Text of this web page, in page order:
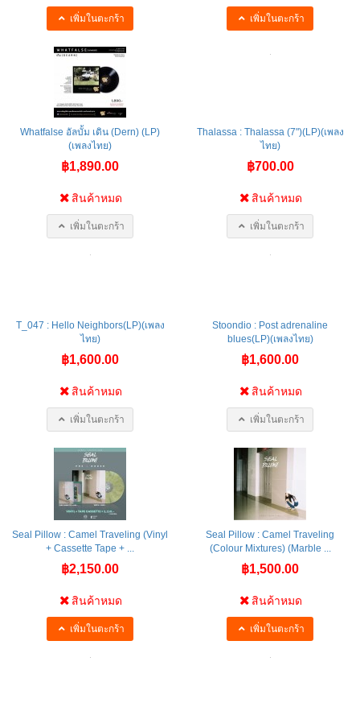
เพิ่มในตะกร้า เพิ่มในตะกร้า
Whatfalse อัลบั้ม เดิน (Dern) (LP)
(เพลงไทย)
฿1,890.00
สินค้าหมด
เพิ่มในตะกร้า
Thalassa : Thalassa (7")(LP)(เพลง
ไทย)
฿700.00
สินค้าหมด
เพิ่มในตะกร้า
T_047 : Hello Neighbors(LP)(เพลง
ไทย)
฿1,600.00
สินค้าหมด
เพิ่มในตะกร้า
Stoondio : Post adrenaline
blues(LP)(เพลงไทย)
฿1,600.00
สินค้าหมด
เพิ่มในตะกร้า
Seal Pillow : Camel Traveling (Vinyl
+ Cassette Tape + ...
฿2,150.00
สินค้าหมด
เพิ่มในตะกร้า
Seal Pillow : Camel Traveling
(Colour Mixtures) (Marble ...
฿1,500.00
สินค้าหมด
เพิ่มในตะกร้า